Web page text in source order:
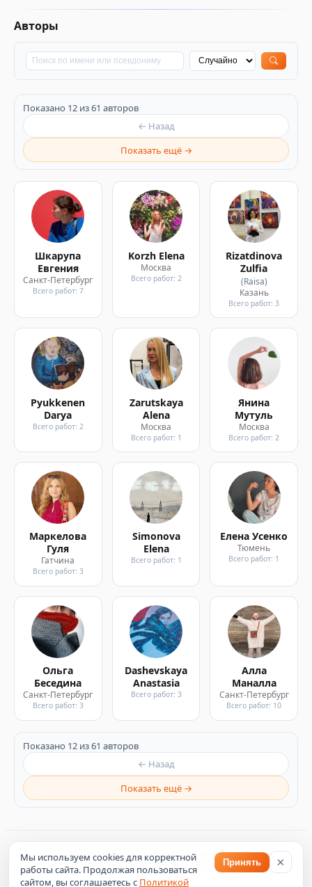
Авторы
Показано 12 из 61 авторов
← Назад
Показать ещё →
Шкарупа
Евгения
Санкт-Петербург
Всего работ: 7
Korzh Elena
Москва
Всего работ: 2
Rizatdinova
Zulfia
(Raisa)
Казань
Всего работ: 3
Pyukkenen
Darya
Всего работ: 2
Zarutskaya
Alena
Москва
Всего работ: 1
Янина
Мутуль
Москва
Всего работ: 2
Маркелова
Гуля
Гатчина
Всего работ: 3
Simonova
Elena
Всего работ: 1
Елена Усенко
Тюмень
Всего работ: 1
Ольга
Беседина
Санкт-Петербург
Всего работ: 3
Dashevskaya
Anastasia
Всего работ: 3
Алла
Маналла
Санкт-Петербург
Всего работ: 10
Показано 12 из 61 авторов
← Назад
Показать ещё →
©2026 Artsroom — пространство искусства
Политика конфиденциальности
Оферта
Мы используем cookies для корректной
работы сайта. Продолжая пользоваться
сайтом, вы соглашаетесь с Политикой
Принять ×